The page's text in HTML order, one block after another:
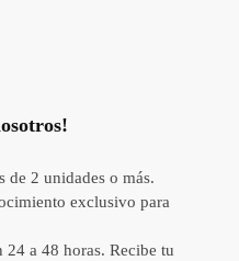
de 2 unidades o más.
exclusivo para
24 a 48 horas. Recibe tu